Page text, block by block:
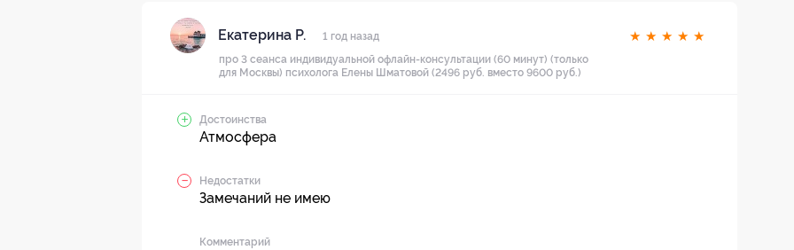
Екатерина Р. 1 год назад ★ ★ ★ ★ ★
про 3 сеанса индивидуальной офлайн-консультации (60 минут) (только
для Москвы) психолога Елены Шматовой (2496 руб. вместо 9600 руб.)
Достоинства
Атмосфера
Недостатки
Замечаний не имею
Комментарий